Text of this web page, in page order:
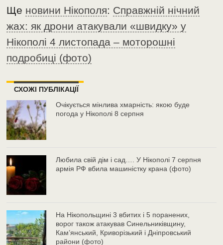
Ще новини Нікополя: Справжній нічний
жах: як дрони атакували «швидку» у
Нікополі 4 листопада – моторошні
подробиці (фото)
СХОЖІ ПУБЛІКАЦІЇ
Очікується мінлива хмарність: якою буде
погода у Нікополі 8 серпня
Любила свій дім і сад…. У Нікополі 7 серпня
армія РФ вбила машиністку крана (фото)
На Нікопольщині 3 вбитих і 5 поранених,
ворог також атакував Синельниківщину,
Кам’янський, Криворізький і Дніпровський
райони (фото)